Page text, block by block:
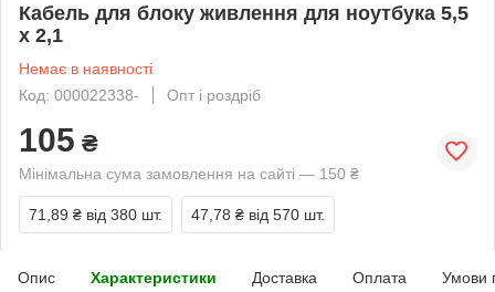
Кабель для блоку живлення для ноутбука 5,5
x 2,1
Немає в наявності
Код: 000022338-
Опт і роздріб
105 ₴
Мінімальна сума замовлення на сайті — 150 ₴
71,89 ₴ від 380 шт. 47,78 ₴ від 570 шт.
Опис Характеристики Доставка Оплата Умови